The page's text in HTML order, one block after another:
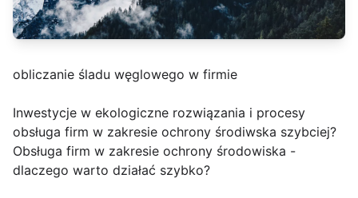
obliczanie śladu węglowego w firmie
Inwestycje w ekologiczne rozwiązania i procesy
obsługa firm w zakresie ochrony środiwska szybciej?
Obsługa firm w zakresie ochrony środowiska -
dlaczego warto działać szybko?